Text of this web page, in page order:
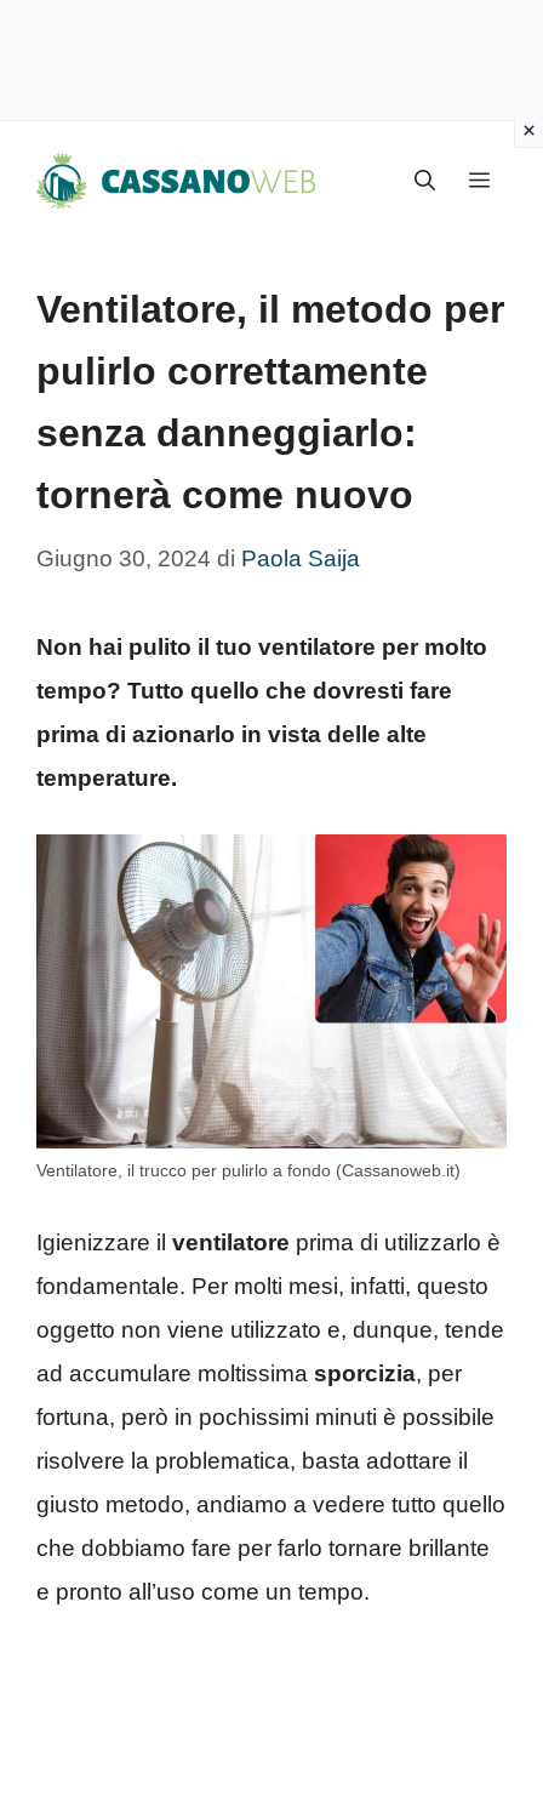
Menu
Ventilatore, il metodo per
pulirlo correttamente
senza danneggiarlo:
tornerà come nuovo
Giugno 30, 2024 di Paola Saija
Non hai pulito il tuo ventilatore per molto
tempo? Tutto quello che dovresti fare
prima di azionarlo in vista delle alte
temperature.
Ventilatore, il trucco per pulirlo a fondo (Cassanoweb.it)
Igienizzare il ventilatore prima di utilizzarlo è
fondamentale. Per molti mesi, infatti, questo
oggetto non viene utilizzato e, dunque, tende
ad accumulare moltissima sporcizia, per
fortuna, però in pochissimi minuti è possibile
risolvere la problematica, basta adottare il
giusto metodo, andiamo a vedere tutto quello
che dobbiamo fare per farlo tornare brillante
e pronto all’uso come un tempo.